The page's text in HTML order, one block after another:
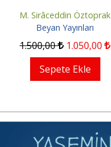
M. Sirâceddin Öztoprak
Beyan Yayınları
1.500,00 1.050,00
Sepete Ekle